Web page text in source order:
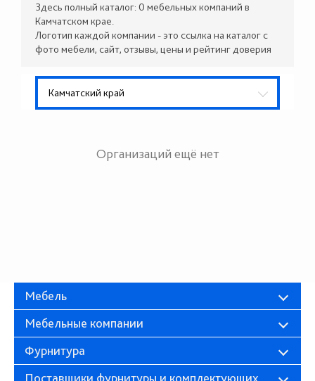
Здесь полный каталог: 0 мебельных компаний в
Камчатском крае.
Логотип каждой компании - это ссылка на каталог с
фото мебели, сайт, отзывы, цены и рейтинг доверия
Камчатский край
Организаций ещё нет
Мебель
Мебельные компании
Фурнитура
Поставщики фурнитуры и комплектующих